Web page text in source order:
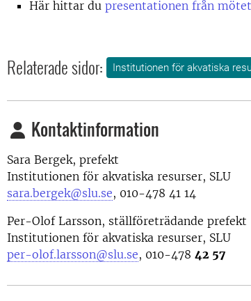
Här hittar du presentationen från
Relaterade sidor: Institutionen för akvatiska
Kontaktinformation
Sara Bergek, prefekt
Institutionen för akvatiska resurser, SLU
sara.bergek@slu.se, 010-478 41 14
Per-Olof Larsson, ställföreträdande prefekt
Institutionen för akvatiska resurser, SLU
per-olof.larsson@slu.se, 010-478 42 57